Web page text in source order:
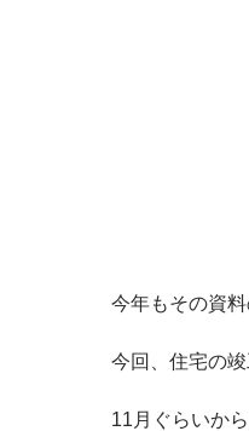
今年もその資料
今回、住宅の
11月ぐらいか